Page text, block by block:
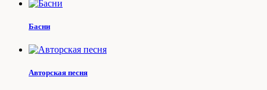
Басни
Авторская песня